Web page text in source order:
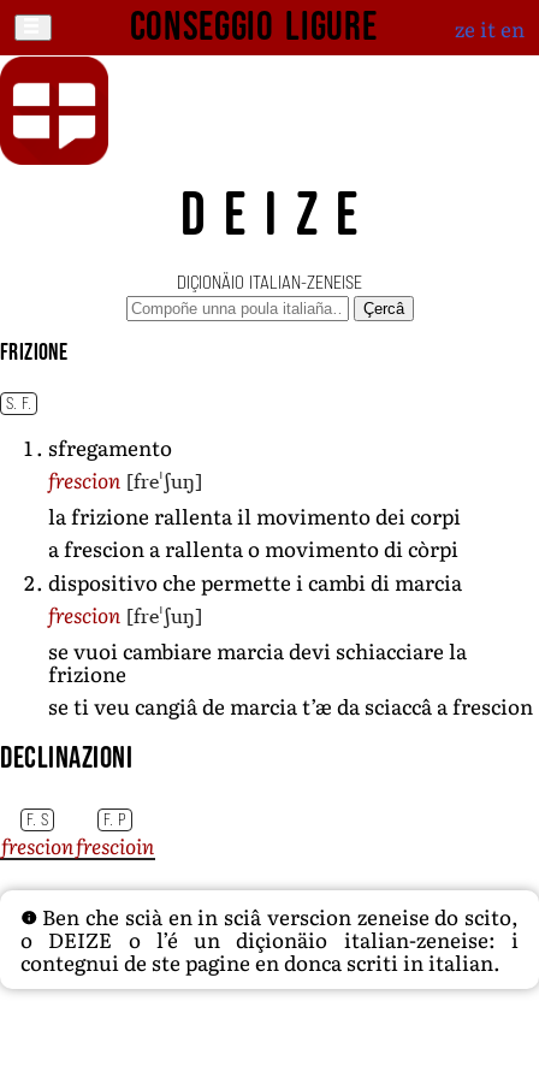
Conseggio ligure ze iten
DEIZE
DIÇIONÄIO ITALIAN-ZENEISE
Çercâ
frizione
S. F.
sfregamento
frescion [freˈʃuŋ]
la frizione rallenta il movimento dei corpi
a frescion a rallenta o movimento di còrpi
dispositivo che permette i cambi di marcia
frescion [freˈʃuŋ]
se vuoi cambiare marcia devi schiacciare la
frizione
se ti veu cangiâ de marcia t’æ da sciaccâ a frescion
Declinazioni
F. S F. P
frescionfrescioin
Ben che scià en in sciâ verscion zeneise do scito,
o DEIZE o l’é un diçionäio italian-zeneise: i
contegnui de ste pagine en donca scriti in italian.